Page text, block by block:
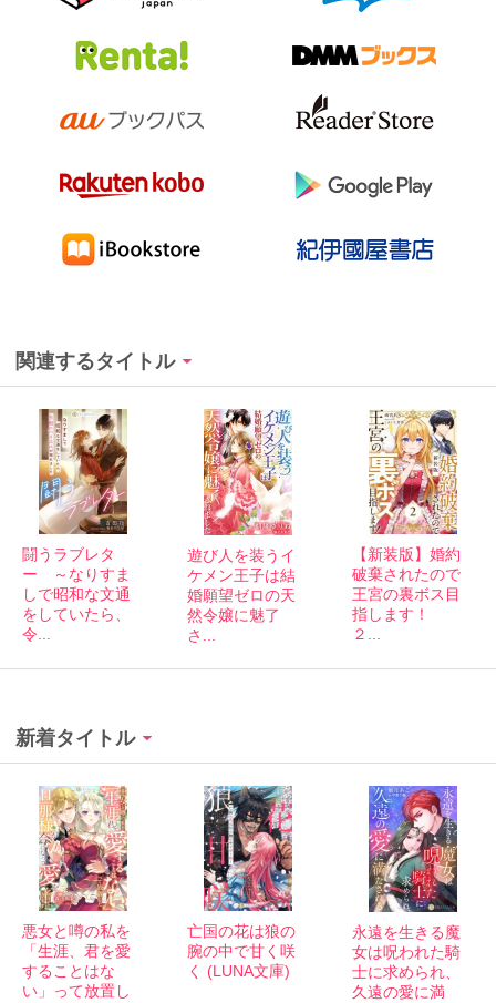
関連するタイトル
闘うラブレタ
ー ～なりすま
しで昭和な文通
をしていたら、
令...
遊び人を装うイ
ケメン王子は結
婚願望ゼロの天
然令嬢に魅了
さ...
【新装版】婚約
破棄されたので
王宮の裏ボス目
指します！
２...
新着タイトル
悪女と噂の私を
「生涯、君を愛
することはな
い」って放置し
亡国の花は狼の
腕の中で甘く咲
く (LUNA文庫)
永遠を生きる魔
女は呪われた騎
士に求められ、
久遠の愛に満